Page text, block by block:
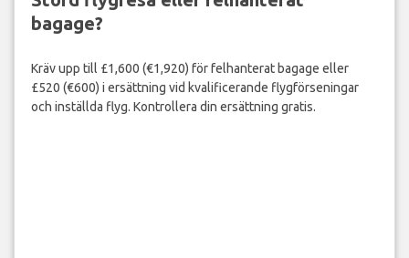
bagage?
Kräv upp till £1,600 (€1,920) för felhanterat bagage eller
£520 (€600) i ersättning vid kvalificerande flygförseningar
och inställda flyg. Kontrollera din ersättning gratis.